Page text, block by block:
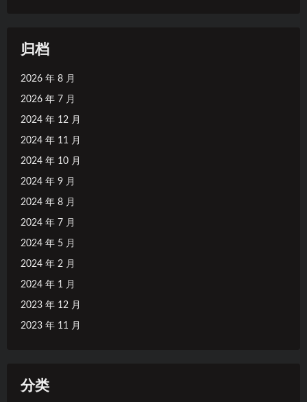
归档
2026 年 8 月
2026 年 7 月
2024 年 12 月
2024 年 11 月
2024 年 10 月
2024 年 9 月
2024 年 8 月
2024 年 7 月
2024 年 5 月
2024 年 2 月
2024 年 1 月
2023 年 12 月
2023 年 11 月
分类